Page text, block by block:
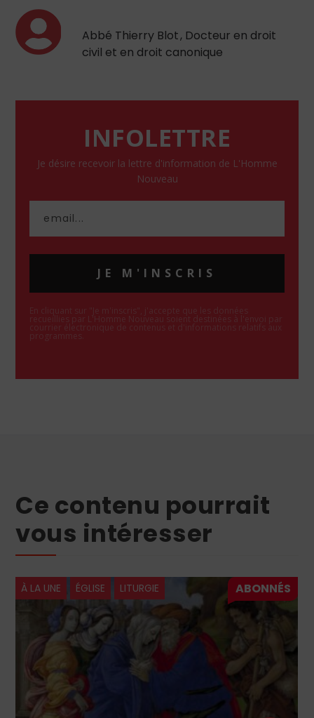
Abbé Thierry Blot , Docteur en droit
civil et en droit canonique
INFOLETTRE
Je désire recevoir la lettre d'information de L'Homme
Nouveau
JE M'INSCRIS
En cliquant sur "Je m'inscris", j'accepte que les données
recueillies par L'Homme Nouveau soient destinées à l'envoi par
courrier électronique de contenus et d'informations relatifs aux
programmes.
Ce contenu pourrait
vous intéresser
À LA UNE ÉGLISE LITURGIE